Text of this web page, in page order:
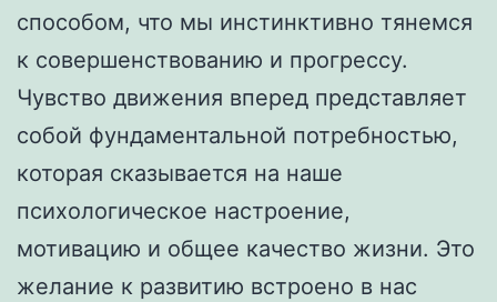
способом, что мы инстинктивно тянемся
к совершенствованию и прогрессу.
Чувство движения вперед представляет
собой фундаментальной потребностью,
которая сказывается на наше
психологическое настроение,
мотивацию и общее качество жизни. Это
желание к развитию встроено в нас